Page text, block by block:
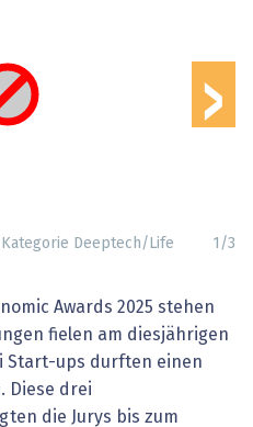
›
1 /3
Deeptech/Life
Awards 2025 stehen
fielen am diesjährigen
Start-ups durften einen
Diese drei
die Jurys bis zum